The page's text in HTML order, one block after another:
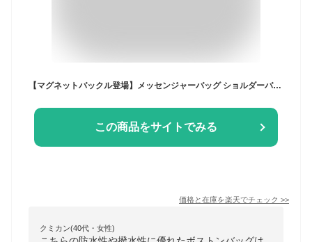
【マグネットバックル登場】メッセンジャーバッグ ショルダーバッグ ボディバッグ メンズ レディース レディースバッグ 斜めがけ 防水 出張 ウォーキング メンズバック ウエストバッグ 肩がけバッグ ポケット 撥水加工 防水 旅行 かっこいい カバン ブラック
この商品をサイトでみる
価格と在庫を楽天でチェック >>
クミカン(40代・女性)